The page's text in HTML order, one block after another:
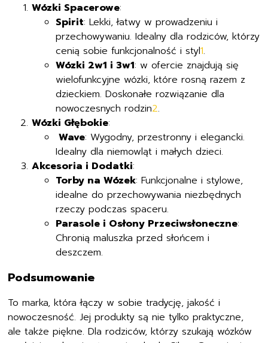
Wózki Spacerowe:
Spirit: Lekki, łatwy w prowadzeniu i
przechowywaniu. Idealny dla rodziców, którzy
cenią sobie funkcjonalność i styl1.
Wózki 2w1 i 3w1: w ofercie znajdują się
wielofunkcyjne wózki, które rosną razem z
dzieckiem. Doskonałe rozwiązanie dla
nowoczesnych rodzin2.
Wózki Głębokie:
Wave: Wygodny, przestronny i elegancki.
Idealny dla niemowląt i małych dzieci.
Akcesoria i Dodatki:
Torby na Wózek: Funkcjonalne i stylowe,
idealne do przechowywania niezbędnych
rzeczy podczas spaceru.
Parasole i Osłony Przeciwsłoneczne:
Chronią maluszka przed słońcem i
deszczem.
Podsumowanie
To marka, która łączy w sobie tradycję, jakość i
nowoczesność. Jej produkty są nie tylko praktyczne,
ale także piękne. Dla rodziców, którzy szukają wózków